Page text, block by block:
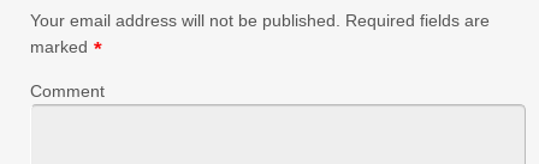
Your email address will not be published.
Required fields are
marked *
Comment